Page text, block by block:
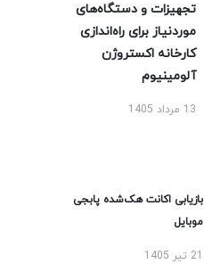
تجهیزات و دستگاه‌های
موردنیاز برای راه‌اندازی
کارخانه اکستروژن
آلومینیوم
13 مرداد 1405
بازیابی اکانت هک‌شده پابجی
موبایل
21 تیر 1405